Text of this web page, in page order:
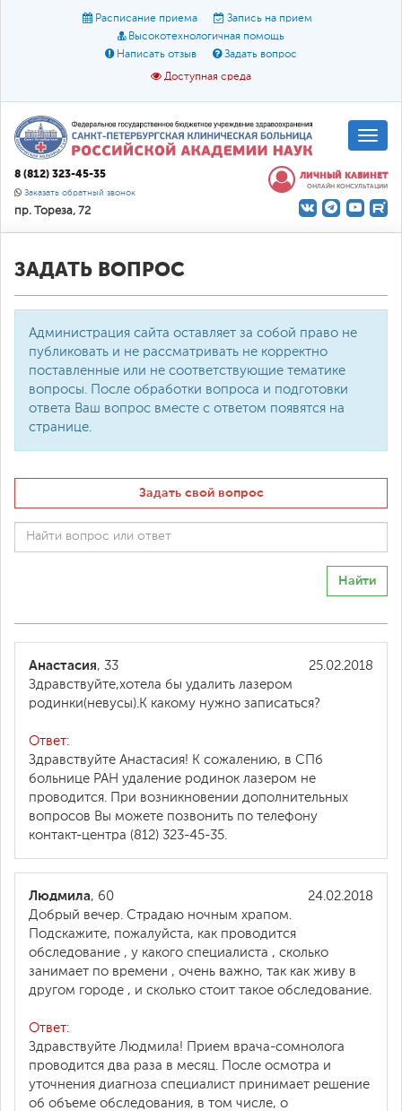
Расписание приема
Запись на прием
Высокотехнологичная помощь
Написать отзыв
Задать вопрос
Доступная среда
Размер шрифта: A A A
Цвет:
О доступной среде
8 (812) 323-45-35
Заказать обратный звонок
пр. Тореза, 72
ЛИЧНЫЙ КАБИНЕТ
ОНЛАЙН КОНСУЛЬТАЦИИ
ЗАДАТЬ ВОПРОС
Администрация сайта оставляет за собой право не
публиковать и не рассматривать не корректно
поставленные или не соответствующие тематике
вопросы. После обработки вопроса и подготовки
ответа Ваш вопрос вместе с ответом появятся на
странице.
Задать свой вопрос
Найти
25.02.2018
Анастасия, 33
Здравствуйте,хотела бы удалить лазером
родинки(невусы).К какому нужно записаться?
Ответ:
Здравствуйте Анастасия! К сожалению, в СПб
больнице РАН удаление родинок лазером не
проводится. При возникновении дополнительных
вопросов Вы можете позвонить по телефону
контакт-центра (812) 323-45-35.
24.02.2018
Людмила, 60
Добрый вечер. Страдаю ночным храпом.
Подскажите, пожалуйста, как проводится
обследование , у какого специалиста , сколько
занимает по времени , очень важно, так как живу в
другом городе , и сколько стоит такое обследование.
Ответ:
Здравствуйте Людмила! Прием врача-сомнолога
проводится два раза в месяц. После осмотра и
уточнения диагноза специалист принимает решение
об объеме обследования, в том числе, о